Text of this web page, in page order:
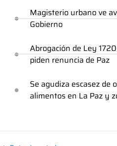
Magisterio urbano ve
Gobierno
Abrogación de Ley
piden renuncia de Paz
Se agudiza escasez de
alimentos en La Paz y